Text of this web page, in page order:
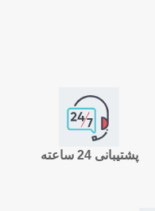
پشتیبانی 24 ساعته